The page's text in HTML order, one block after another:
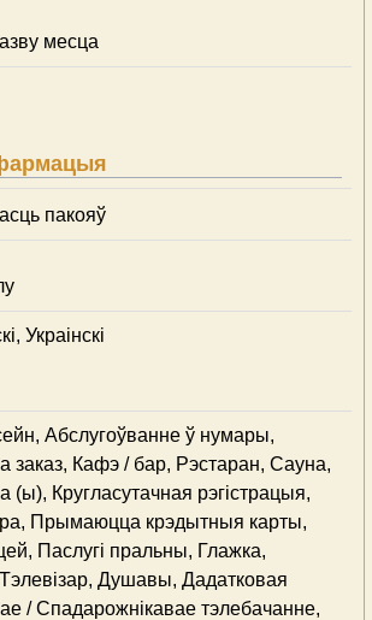
месца
пакояў
Украінскі
Абслугоўванне ў нумары,
заказ, Кафэ / бар, Рэстаран, Сауна,
(ы), Кругласутачная рэгістрацыя,
Прымаюцца крэдытныя карты,
Паслугі пральны, Глажка,
Душавы, Дадатковая
/ Спадарожнiкавае тэлебачанне,